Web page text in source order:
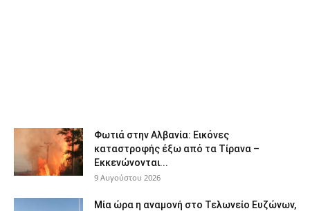
Φωτιά στην Αλβανία: Εικόνες
καταστροφής έξω από τα Τίρανα –
Εκκενώνονται...
9 Αυγούστου 2026
Μία ώρα η αναμονή στο Τελωνείο Ευζώνων,